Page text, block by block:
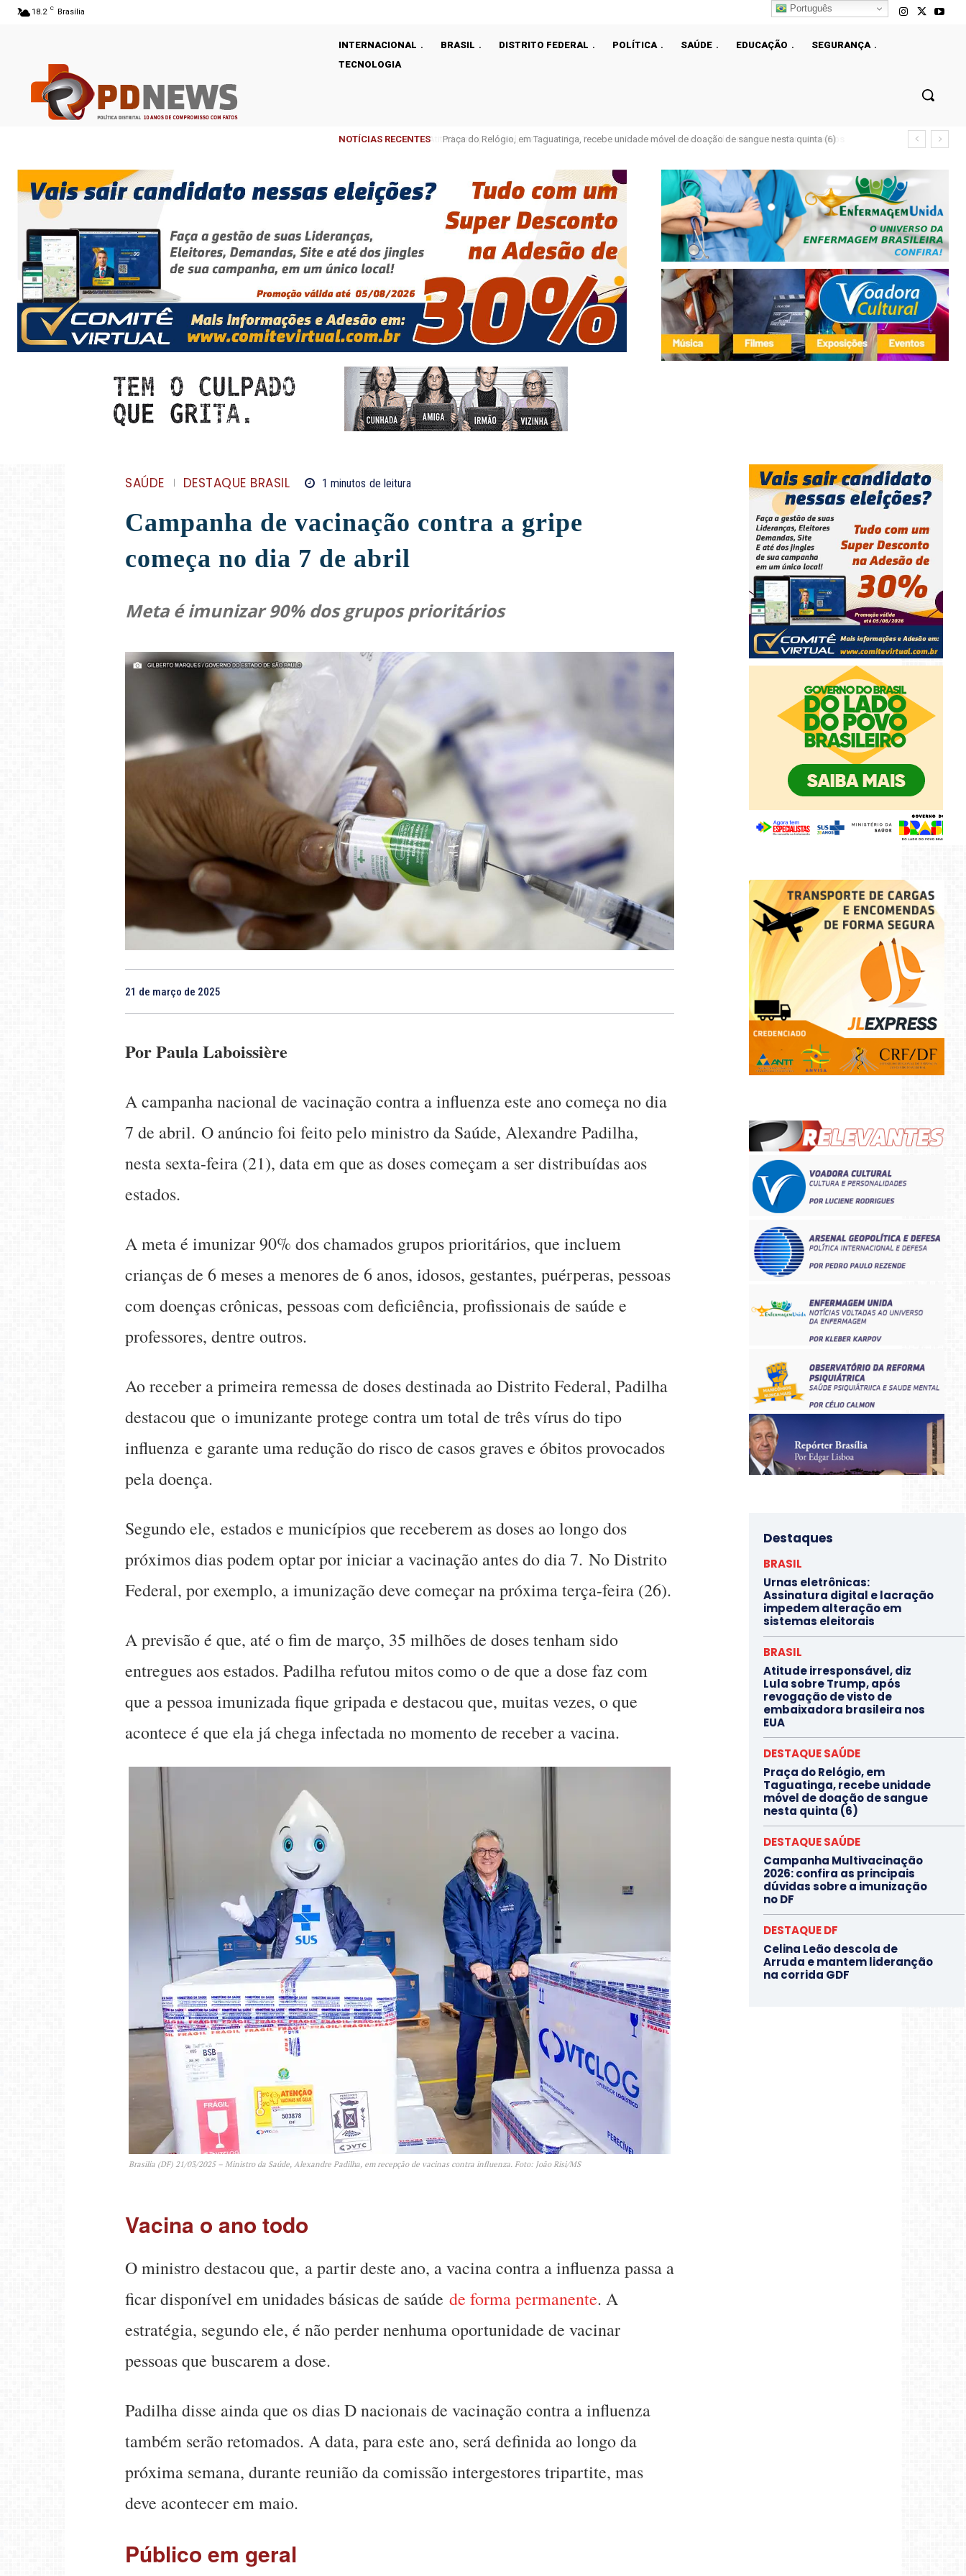
18.2 C Brasília
INTERNACIONAL BRASIL DISTRITO FEDERAL POLÍTICA SAÚDE EDUCAÇÃO
SEGURANÇA
TECNOLOGIA
NOTÍCIAS RECENTES Praça do Relógio, em Taguatinga, recebe unidade móvel de doação de sangue nesta quinta (6)
SAÚDE DESTAQUE BRASIL 1 minutos de leitura
Campanha de vacinação contra a gripe
começa no dia 7 de abril
Meta é imunizar 90% dos grupos prioritários
21 de março de 2025
Por Paula Laboissière
A campanha nacional de vacinação contra a influenza este ano começa no dia
7 de abril. O anúncio foi feito pelo ministro da Saúde, Alexandre Padilha,
nesta sexta-feira (21), data em que as doses começam a ser distribuídas aos
estados.
A meta é imunizar 90% dos chamados grupos prioritários, que incluem
crianças de 6 meses a menores de 6 anos, idosos, gestantes, puérperas, pessoas
com doenças crônicas, pessoas com deficiência, profissionais de saúde e
professores, dentre outros.
Ao receber a primeira remessa de doses destinada ao Distrito Federal, Padilha
destacou que o imunizante protege contra um total de três vírus do tipo
influenza e garante uma redução do risco de casos graves e óbitos provocados
pela doença.
Segundo ele, estados e municípios que receberem as doses ao longo dos
próximos dias podem optar por iniciar a vacinação antes do dia 7. No Distrito
Federal, por exemplo, a imunização deve começar na próxima terça-feira (26).
A previsão é que, até o fim de março, 35 milhões de doses tenham sido
entregues aos estados. Padilha refutou mitos como o de que a dose faz com
que a pessoa imunizada fique gripada e destacou que, muitas vezes, o que
acontece é que ela já chega infectada no momento de receber a vacina.
Brasilia (DF) 21/03/2025 – Ministro da Saúde, Alexandre Padilha, em recepção de vacinas contra influenza. Foto: João Risi/MS
Vacina o ano todo
O ministro destacou que, a partir deste ano, a vacina contra a influenza passa a
ficar disponível em unidades básicas de saúde de forma permanente. A
estratégia, segundo ele, é não perder nenhuma oportunidade de vacinar
pessoas que buscarem a dose.
Padilha disse ainda que os dias D nacionais de vacinação contra a influenza
também serão retomados. A data, para este ano, será definida ao longo da
próxima semana, durante reunião da comissão intergestores tripartite, mas
deve acontecer em maio.
Público em geral
Destaques
BRASIL
Urnas eletrônicas:
Assinatura digital e lacração
impedem alteração em
sistemas eleitorais
BRASIL
Atitude irresponsável, diz
Lula sobre Trump, após
revogação de visto de
embaixadora brasileira nos
EUA
DESTAQUE SAÚDE
Praça do Relógio, em
Taguatinga, recebe unidade
móvel de doação de sangue
nesta quinta (6)
DESTAQUE SAÚDE
Campanha Multivacinação
2026: confira as principais
dúvidas sobre a imunização
no DF
DESTAQUE DF
Celina Leão descola de
Arruda e mantem lideranção
na corrida GDF
Português